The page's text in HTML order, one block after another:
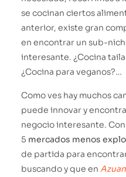
se cocinan ciertos
anterior, existe gran
en encontrar un sub-
interesante. ¿Cocina
¿Cocina para veganos?…
Como ves hay muchos
puede innovar y
negocio interesante.
5 mercados menos
de partida para
buscando y que en